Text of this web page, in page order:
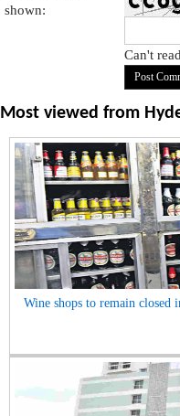
shown:
Can't
Most viewed from
Wine shops to remain closed